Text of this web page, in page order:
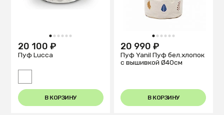
1 2 3 4 5 6
20 100 ₽
Пуф Lucca
В КОРЗИНУ
1 2 3 4 5 6
20 990 ₽
Пуф Yanil Пуф бел.хлопок
с вышивкой Ø40см
В КОРЗИНУ